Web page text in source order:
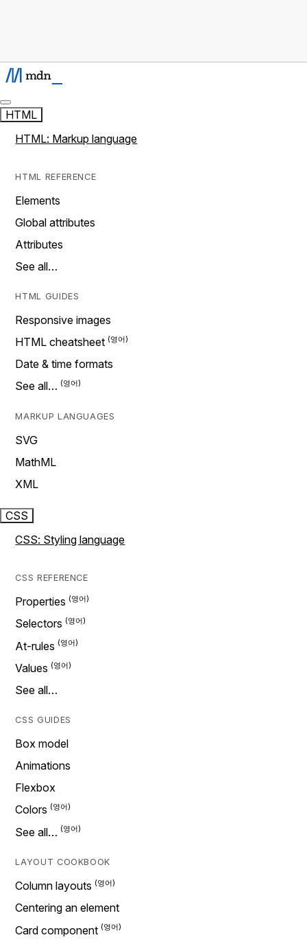
HTML
HTML: Markup language
HTML REFERENCE
Elements
Global attributes
Attributes
See all…
HTML GUIDES
Responsive images
HTML cheatsheet
Date & time formats
See all…
MARKUP LANGUAGES
SVG
MathML
XML
CSS
CSS: Styling language
CSS REFERENCE
Properties
Selectors
At-rules
Values
See all…
CSS GUIDES
Box model
Animations
Flexbox
Colors
See all…
LAYOUT COOKBOOK
Column layouts
Centering an element
Card component